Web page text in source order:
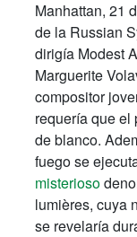
Manhattan, 21
de la Russian
dirigía Modest
Marguerite
compositor
requería que el
de blanco.
fuego se
misterioso
lumières, cuya
se revelaría